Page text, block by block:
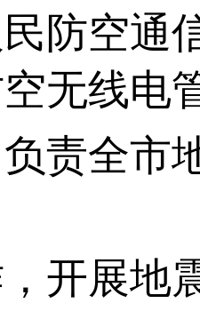
防空通
无线电
负责全
开展地